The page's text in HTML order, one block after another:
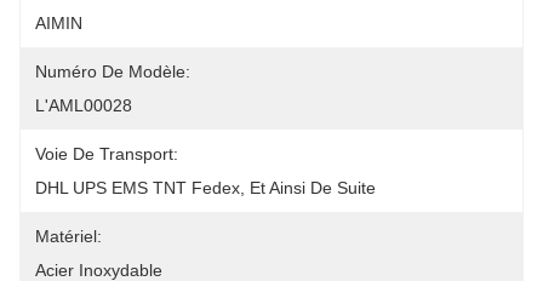
AIMIN
Numéro De Modèle:
L'AML00028
Voie De Transport:
DHL UPS EMS TNT Fedex, Et Ainsi De Suite
Matériel:
Acier Inoxydable